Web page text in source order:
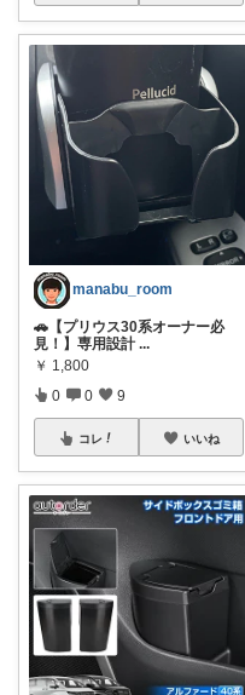
manabu_room
🚗【プリウス30系オーナー必
見！】専用設計 ...
￥ 1,800
0 0 9
コレ いいね